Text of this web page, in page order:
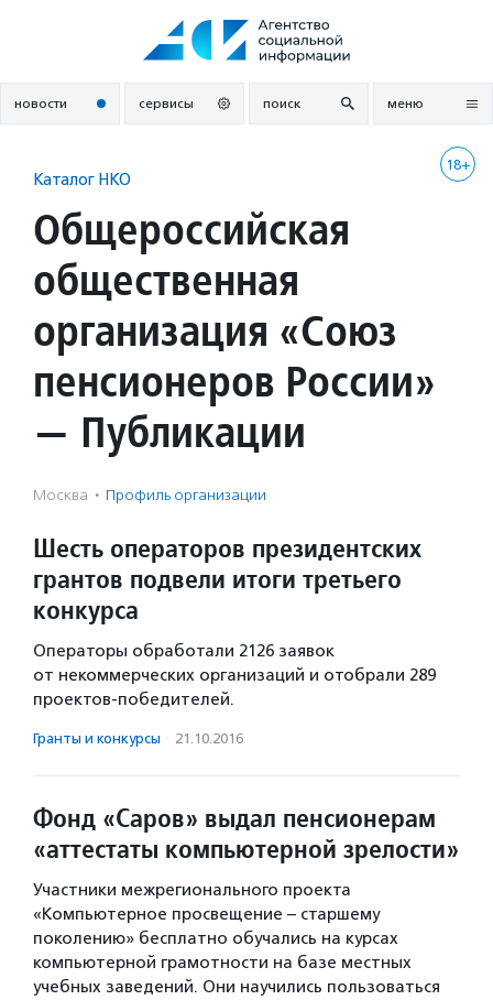
новости сервисы поиск меню
18+
Каталог НКО
Общероссийская
общественная
организация «Союз
пенсионеров России»
— Публикации
Москва · Профиль организации
Шесть операторов президентских
грантов подвели итоги третьего
конкурса
Операторы обработали 2126 заявок
от некоммерческих организаций и отобрали 289
проектов-победителей.
Гранты и конкурсы · 21.10.2016
Фонд «Саров» выдал пенсионерам
«аттестаты компьютерной зрелости»
Участники межрегионального проекта
«Компьютерное просвещение – старшему
поколению» бесплатно обучались на курсах
компьютерной грамотности на базе местных
учебных заведений. Они научились пользоваться